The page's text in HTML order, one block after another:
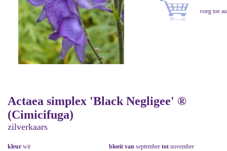
Actaea simplex 'Black Negligee' ®
(Cimicifuga)
zilverkaars
kleur wit bloeit van september tot november